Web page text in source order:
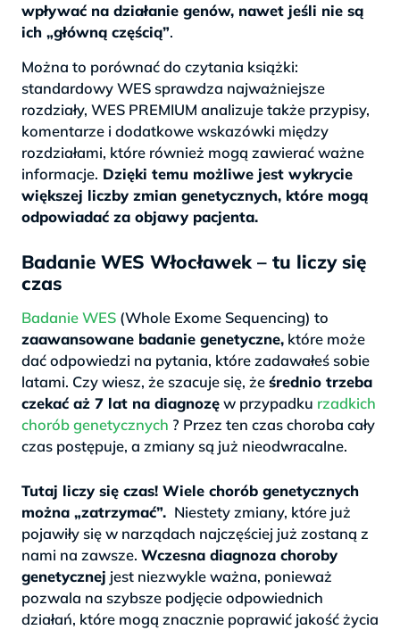
wpływać na działanie genów, nawet jeśli nie są
ich „główną częścią”.
Można to porównać do czytania książki:
standardowy WES sprawdza najważniejsze
rozdziały, WES PREMIUM analizuje także przypisy,
komentarze i dodatkowe wskazówki między
rozdziałami, które również mogą zawierać ważne
informacje. Dzięki temu możliwe jest wykrycie
większej liczby zmian genetycznych, które mogą
odpowiadać za objawy pacjenta.
Badanie WES Włocławek – tu liczy się
czas
Badanie WES (Whole Exome Sequencing) to
zaawansowane badanie genetyczne, które może
dać odpowiedzi na pytania, które zadawałeś sobie
latami. Czy wiesz, że szacuje się, żeśrednio trzeba
czekać aż 7 lat na diagnozęw przypadku rzadkich
chorób genetycznych ? Przez ten czas choroba cały
czas postępuje, a zmiany są już nieodwracalne.
Tutaj liczy się czas! Wiele chorób genetycznych
można „zatrzymać”. Niestety zmiany, które już
pojawiły się w narządach najczęściej już zostaną z
nami na zawsze. Wczesna diagnoza choroby
genetycznej jest niezwykle ważna, ponieważ
pozwala na szybsze podjęcie odpowiednich
działań, które mogą znacznie poprawić jakość życia